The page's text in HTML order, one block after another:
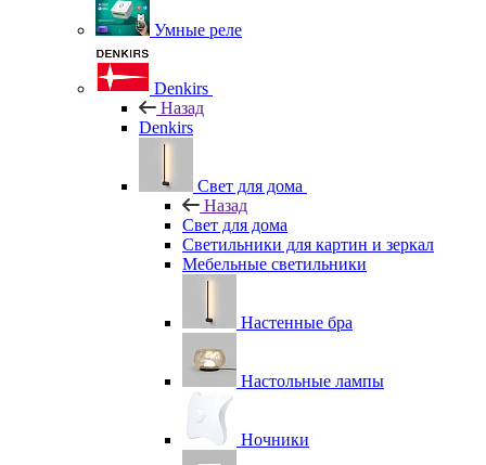
Умные реле
Denkirs
Назад
Denkirs
Свет для дома
Назад
Свет для дома
Светильники для картин и зеркал
Мебельные светильники
Настенные бра
Настольные лампы
Ночники